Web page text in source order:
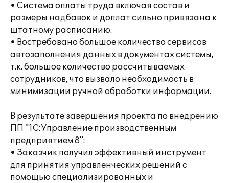
• Система оплаты труда включая состав и
размеры надбавок и доплат сильно привязана к
штатному расписанию.
• Востребовано большое количество сервисов
автозаполнения данных в документах системы,
т.к. большое количество рассчитываемых
сотрудников, что вызвало необходимость в
минимизации ручной обработки информации.
В результате завершения проекта по внедрению
ПП "1С:Управление производственным
предприятием 8":
• Заказчик получил эффективный инструмент
для принятия управленческих решений с
помощью специализированных и